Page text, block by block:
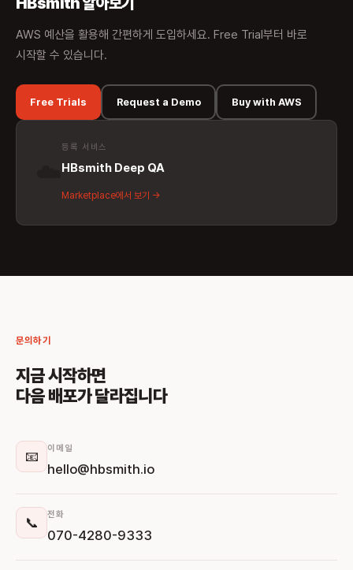
AWS 예산을 활용해 간편하게 도입하세요. Free Trial부터 바로
시작할 수 있습니다.
Free Trials Request a Demo Buy with AWS
등록 서비스
HBsmith Deep QA
Marketplace에서 보기 →
문의하기
지금 시작하면
다음 배포가 달라집니다
📧 이메일
hello@hbsmith.io
📞 전화
070-4280-9333